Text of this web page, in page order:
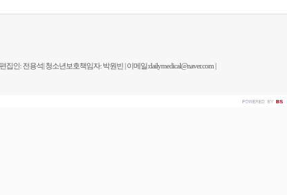
인: 전용석| 청소년보호책임자: 박원빈 | 이메일:dailymedical@naver.com |